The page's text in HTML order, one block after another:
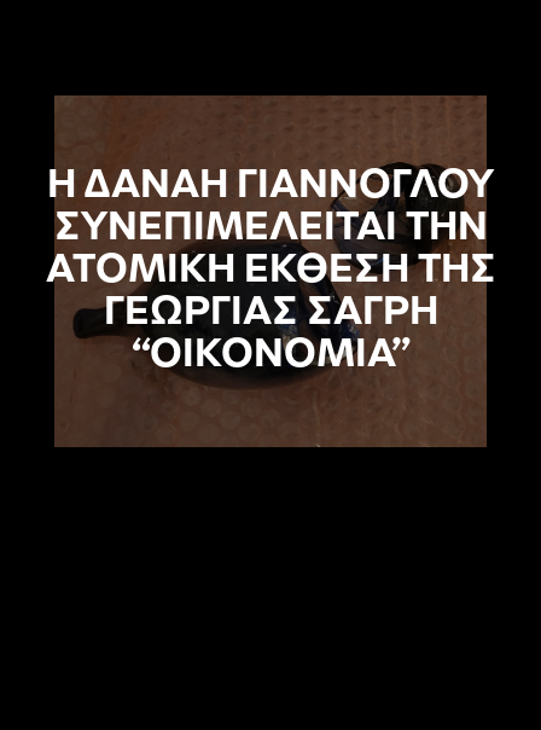
Η ΔΑΝΑΗ ΓΙΑΝΝΟΓΛΟΥ
ΣΥΝΕΠΙΜΕΛΕΙΤΑΙ ΤΗΝ
ΑΤΟΜΙΚΗ ΕΚΘΕΣΗ ΤΗΣ
ΓΕΩΡΓΙΑΣ ΣΑΓΡΗ
“ΟΙΚΟΝΟΜΙΑ”